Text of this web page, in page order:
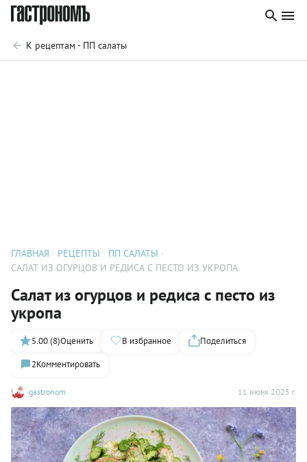
К рецептам - ПП салаты
ГЛАВНАЯ РЕЦЕПТЫ
ПП САЛАТЫ
САЛАТ ИЗ ОГУРЦОВ И РЕДИСА С ПЕСТО ИЗ УКРОПА
Салат из огурцов и редиса с песто из
укропа
gastronom 11 июня 2025 г.
5.00 (8)Оценить В избранное
Поделиться
2Комментировать